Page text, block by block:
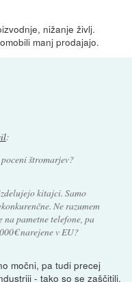
nižanje življ.
manj prodajajo.
:
štromarjev?
kitajci. Samo
Ne razumem
pametne telefone, pa
narejene v EU?
močni, pa tudi precej
- tako so se zaščitili.